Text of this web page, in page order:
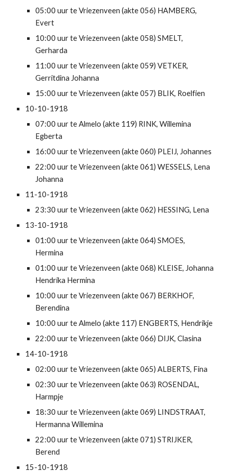
05:00 uur te Vriezenveen (akte 056) HAMBERG,
Evert
10:00 uur te Vriezenveen (akte 058) SMELT,
Gerharda
11:00 uur te Vriezenveen (akte 059) VETKER,
Gerritdina Johanna
15:00 uur te Vriezenveen (akte 057) BLIK, Roelfien
10-10-1918
07:00 uur te Almelo (akte 119) RINK, Willemina
Egberta
16:00 uur te Vriezenveen (akte 060) PLEIJ, Johannes
22:00 uur te Vriezenveen (akte 061) WESSELS, Lena
Johanna
11-10-1918
23:30 uur te Vriezenveen (akte 062) HESSING, Lena
13-10-1918
01:00 uur te Vriezenveen (akte 064) SMOES,
Hermina
01:00 uur te Vriezenveen (akte 068) KLEISE, Johanna
Hendrika Hermina
10:00 uur te Vriezenveen (akte 067) BERKHOF,
Berendina
10:00 uur te Almelo (akte 117) ENGBERTS, Hendrikje
22:00 uur te Vriezenveen (akte 066) DIJK, Clasina
14-10-1918
02:00 uur te Vriezenveen (akte 065) ALBERTS, Fina
02:30 uur te Vriezenveen (akte 063) ROSENDAL,
Harmpje
18:30 uur te Vriezenveen (akte 069) LINDSTRAAT,
Hermanna Willemina
22:00 uur te Vriezenveen (akte 071) STRIJKER,
Berend
15-10-1918